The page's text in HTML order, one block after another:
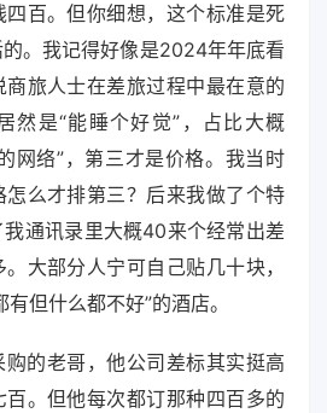
百。但你细想，这个标准是死
。我记得好像是2024年年底看
旅人士在差旅过程中最在意的
然是“能睡个好觉”，占比大概
网络”，第三才是价格。我当时
么才排第三？后来我做了个特
通讯录里大概40来个经常出差
大部分人宁可自己贴几十块，
但什么都不好”的酒店。
的老哥，他公司差标其实挺高
。但他每次都订那种四百多的